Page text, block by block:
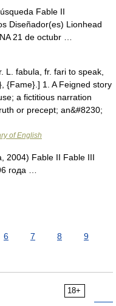
Fable II
Diseñador(es) Lionhead
21 de octubr …
fabula, fr. fari to speak,
{Fame}.] 1. A Feigned story
a fictitious narration
or precept; an&#8230;
of English
2004) Fable II Fable III
года …
6 7 8
9
18+